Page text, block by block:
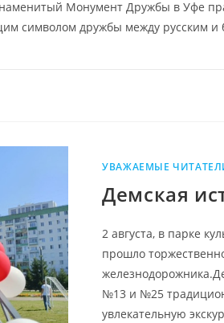
Монумент Дружбы в Уфе
символом дружбы между русским
УВАЖАЕМЫЕ
Демская
2 августа, в парке
прошло
№13 и №25
увлекательную